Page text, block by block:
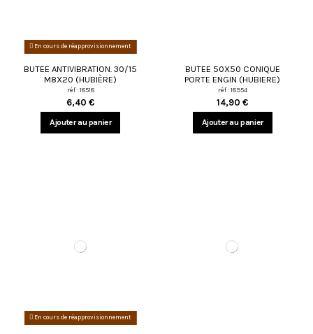
En cours de réapprovisionnement
BUTEE ANTIVIBRATION. 30/15
M8X20 (HUBIÈRE)
réf : 18518
6,40 €
Ajouter au panier
BUTEE 50X50 CONIQUE
PORTE ENGIN (HUBIERE)
réf : 18954
14,90 €
Ajouter au panier
En cours de réapprovisionnement